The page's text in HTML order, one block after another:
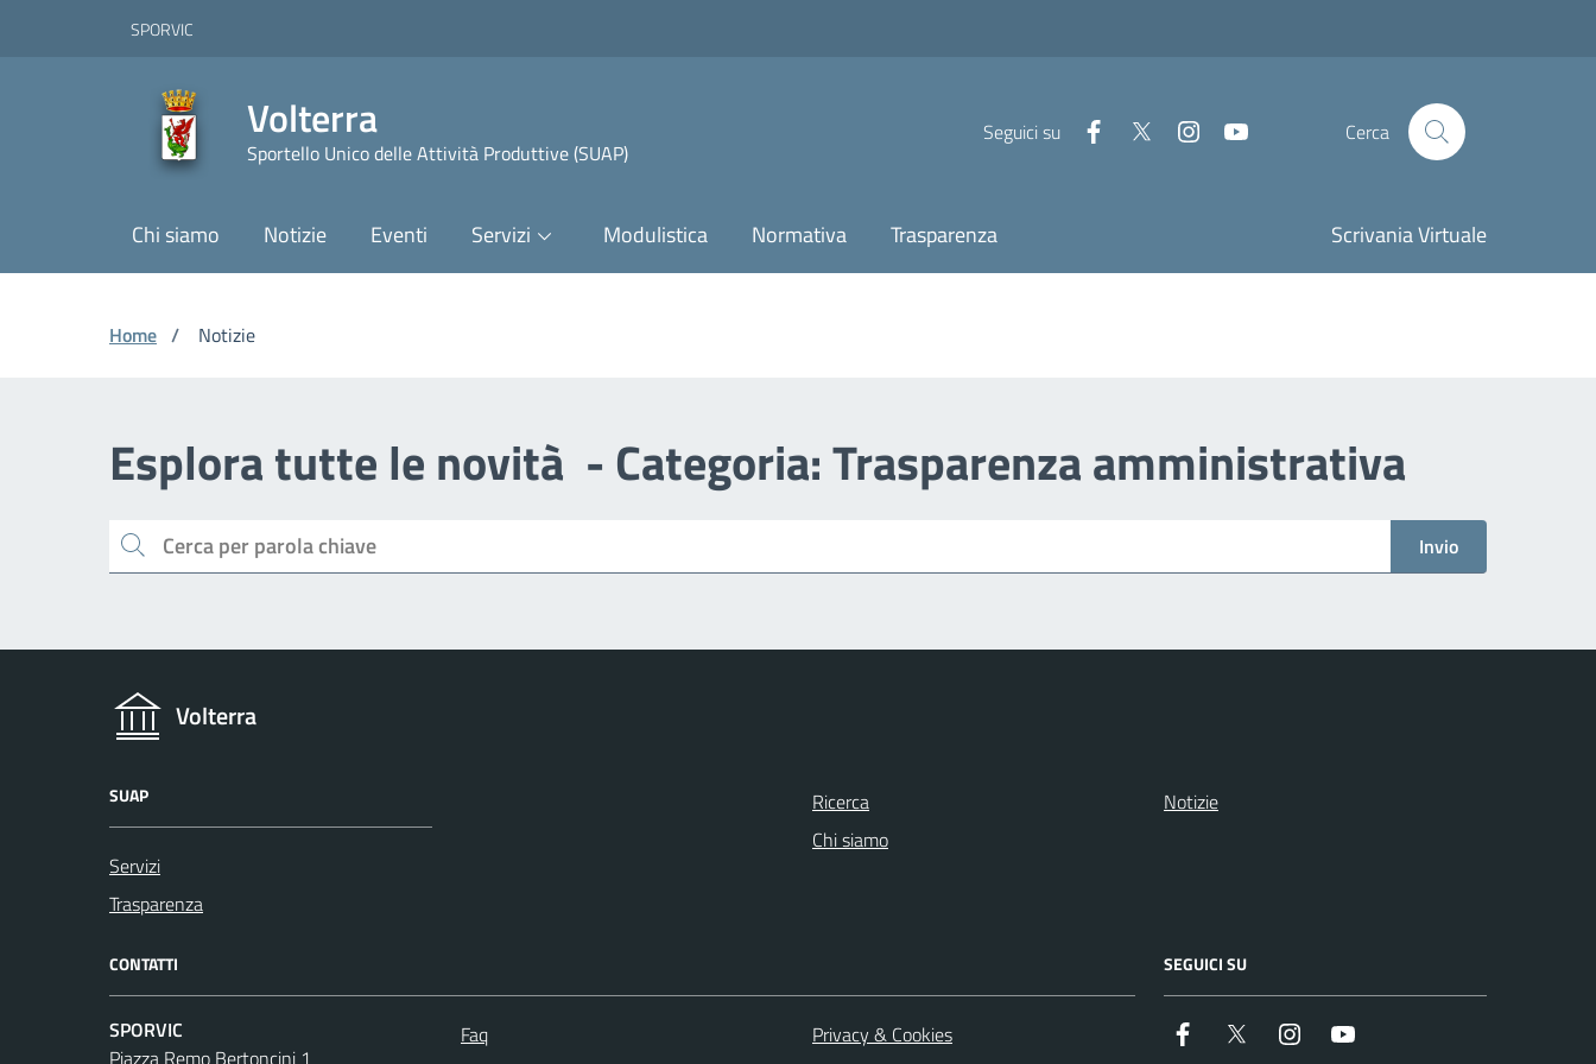
Skip to Main Content
SPORVIC
Volterra
Sportello Unico delle Attività Produttive (SUAP)
Seguici su FacebookTwitter Instagram Cerca
Chi siamo Notizie Eventi Servizi Modulistica Normativa Trasparenza Scrivania Virtuale
Home / Notizie
Esplora tutte le novità - Categoria: Trasparenza amministrativa
Cerca Invio
Volterra
SUAP
Servizi
Trasparenza
Ricerca
Chi siamo
Notizie
CONTATTI
SPORVIC
Piazza Remo Bertoncini 1
Faq Privacy & Cookies
SEGUICI SU
Facebook Twitter Instagram